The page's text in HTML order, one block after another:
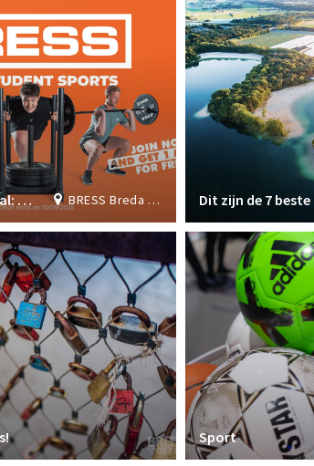
BRESS Breda Student Sports
Back to School Deal: Join now & get 1 month FREE!
Sport